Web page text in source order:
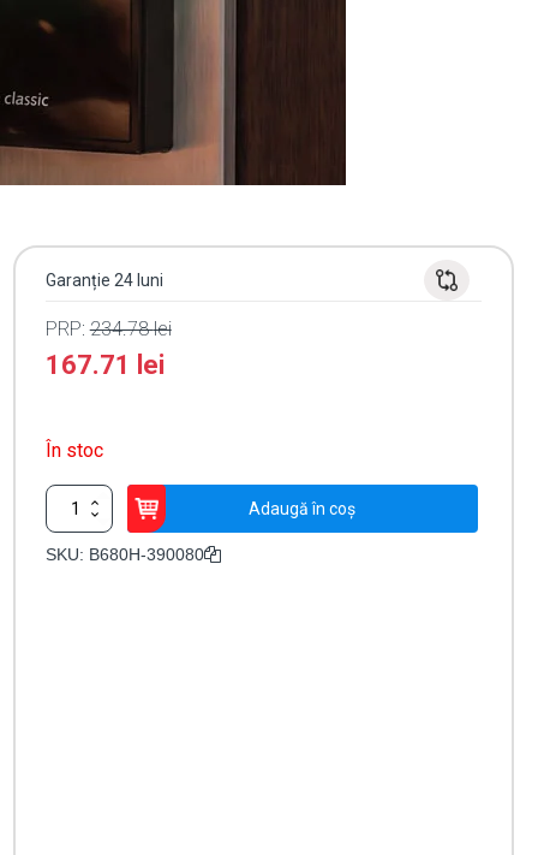
Garanție 24 luni
PRP:234.78lei
167.71 lei
În stoc
Cantitate
Kit
conectare
Adaugă în coș
SKU: B680H-390080